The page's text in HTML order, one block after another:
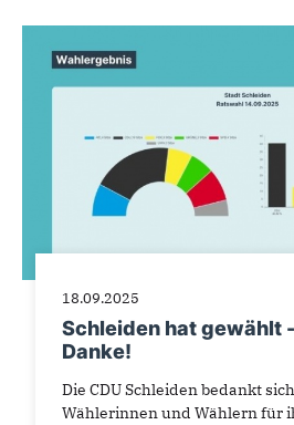
18.09.2025
Schleiden hat gewählt
Danke!
Die CDU Schleiden bedankt
Wählerinnen und Wählern für